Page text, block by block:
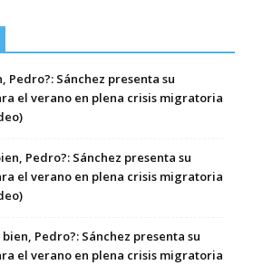
Pedro?: Sánchez presenta su
el verano en plena crisis migratoria
Pedro?: Sánchez presenta su
el verano en plena crisis migratoria
bien, Pedro?: Sánchez presenta su
el verano en plena crisis migratoria